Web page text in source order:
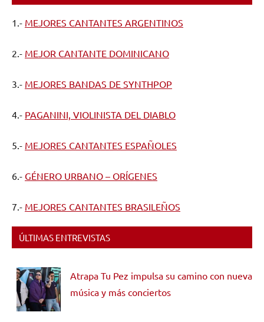
1.- MEJORES CANTANTES ARGENTINOS
2.- MEJOR CANTANTE DOMINICANO
3.- MEJORES BANDAS DE SYNTHPOP
4.- PAGANINI, VIOLINISTA DEL DIABLO
5.- MEJORES CANTANTES ESPAÑOLES
6.- GÉNERO URBANO – ORÍGENES
7.- MEJORES CANTANTES BRASILEÑOS
ÚLTIMAS ENTREVISTAS
Atrapa Tu Pez impulsa su camino con nueva
música y más conciertos